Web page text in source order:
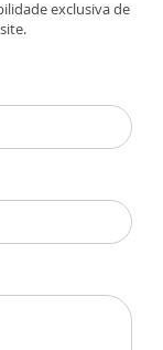
exclusiva de